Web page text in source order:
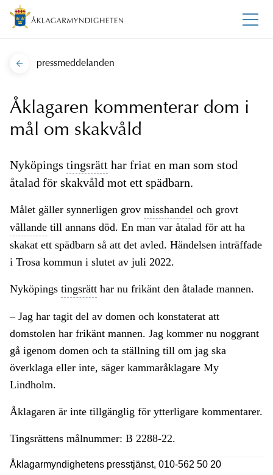
pressmeddelanden
Åklagaren kommenterar dom i
mål om skakvåld
Nyköpings tingsrätt har friat en man som stod
åtalad för skakvåld mot ett spädbarn.
Målet gäller synnerligen grov misshandel och grovt
vållande till annans död. En man var åtalad för att ha
skakat ett spädbarn så att det avled. Händelsen inträffade
i Trosa kommun i slutet av juli 2022.
Nyköpings tingsrätt har nu frikänt den åtalade mannen.
– Jag har tagit del av domen och konstaterat att
domstolen har frikänt mannen. Jag kommer nu noggrant
gå igenom domen och ta ställning till om jag ska
överklaga eller inte, säger kammaråklagare My
Lindholm.
Åklagaren är inte tillgänglig för ytterligare kommentarer.
Tingsrättens målnummer: B 2288-22.
Åklagarmyndighetens presstjänst, 010-562 50 20